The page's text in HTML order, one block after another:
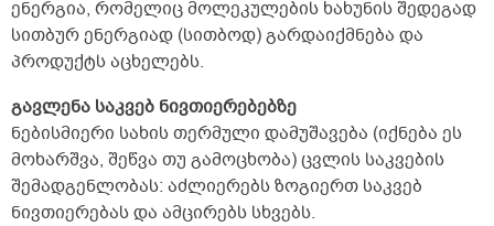
ენერგია, რომელიც მოლეკულების ხახუნის შედეგად
სითბურ ენერგიად (სითბოდ) გარდაიქმნება და
პროდუქტს აცხელებს.
გავლენა საკვებ ნივთიერებებზე
ნებისმიერი სახის თერმული დამუშავება (იქნება ეს
მოხარშვა, შეწვა თუ გამოცხობა) ცვლის საკვების
შემადგენლობას: აძლიერებს ზოგიერთ საკვებ
ნივთიერებას და ამცირებს სხვებს.